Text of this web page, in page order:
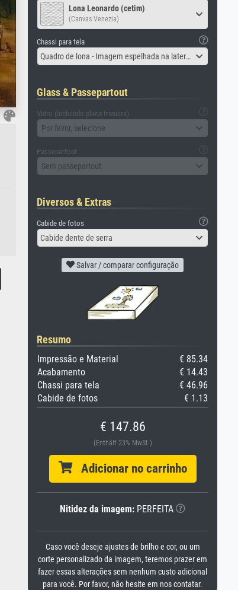
Lona Leonardo (cetim)
(Canvas Venezia)
Chassi para tela
Quadro de lona - Imagem espelhada na lateral
Glass & Passepartout
Vidro (incluindo placa traseira)
Por favor, selecione
Passepartout
Sem passepartout
Diversos & Extras
Cabide de fotos
Cabide dente de serra
Salvar / comparar configuração
Resumo
Impressão e Material
€ 85.34
Acabamento
€ 14.43
Chassi para tela
€ 46.96
Cabide de fotos
€ 1.13
€ 147.86
(Enthält 23% MwSt.)
Adicionar no carrinho
Nitidez da imagem: PERFEITA
Caso você deseje ajustes de brilho e cor, ou um
corte personalizado da imagem, teremos prazer em
fazer essas alterações sem nenhum custo adicional
para você. Por favor, não hesite em nos contatar.